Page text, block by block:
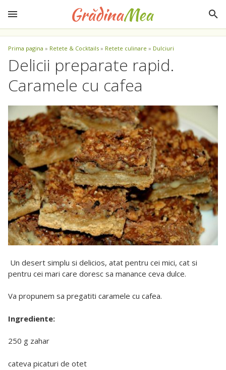
Prima pagina » Retete & Cocktails » Retete culinare » Dulciuri
Delicii preparate rapid.
Caramele cu cafea
Un desert simplu si delicios, atat pentru cei mici, cat si
pentru cei mari care doresc sa manance ceva dulce.
Va propunem sa pregatiti caramele cu cafea.
Ingrediente:
250 g zahar
cateva picaturi de otet